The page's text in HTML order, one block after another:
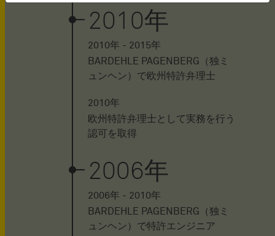
2010年
2010年 - 2015年
BARDEHLE PAGENBERG（独ミ
ュンヘン）で欧州特許弁理士
2010年
欧州特許弁理士として実務を行う
認可を取得
2006年
2006年 - 2010年
BARDEHLE PAGENBERG（独ミ
ュンヘン）で特許エンジニア